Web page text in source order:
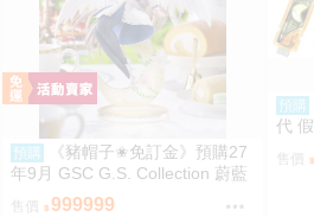
預購
《豬帽子✬免訂金》預購27
年9月 GSC G.S. Collection 蔚藍
檔案 渚 ～花香微笑～ 1/7 0920
售價 999999
預購
代
身
814
售價